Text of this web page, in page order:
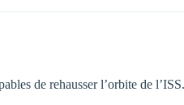
de rehausser l’orbite de